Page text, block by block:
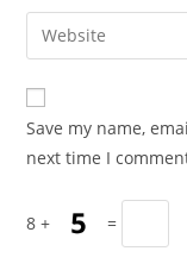
comment
email
address
comment
Enter
your
website
URL
(optional)
Save my name,
next time I
8 + =